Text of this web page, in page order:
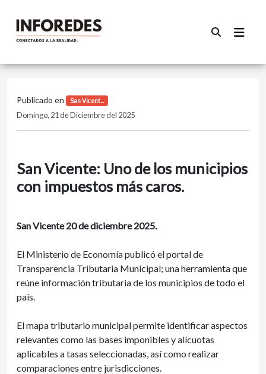
Publicado en San Vicent...
Domingo, 21 de Diciembre del 2025
️San Vicente: Uno de los municipios
con impuestos más caros.
San Vicente 20 de diciembre 2025.
El Ministerio de Economía publicó el portal de
Transparencia Tributaria Municipal; una herramienta que
reúne información tributaria de los municipios de todo el
país.
El mapa tributario municipal permite identificar aspectos
relevantes como las bases imponibles y alícuotas
aplicables a tasas seleccionadas, así como realizar
comparaciones entre jurisdicciones.